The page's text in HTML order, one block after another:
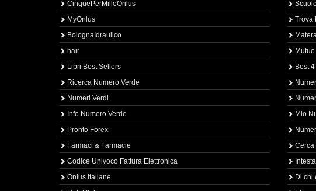
CinquePerMilleOnlus
MyOnlus
BolognaIdraulico
hair
Libri Best Sellers
Ricerca Numero Verde
Numeri Verdi
Info Numero Verde
Pronto Forex
Farmaci & Farmacie
Codice Univoco Fattura Elettronica
Onlus Italiane
Trova
Best
Mio
Cerca
Di chi